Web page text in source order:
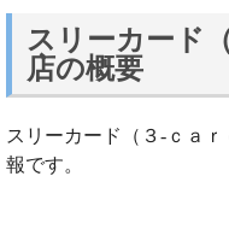
スリーカード
店の概要
スリーカード（３‐ｃａ
報です。